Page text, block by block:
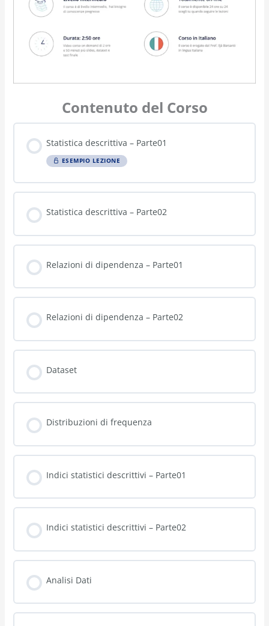
Contenuto del Corso
Statistica descrittiva – Parte01
ESEMPIO LEZIONE
Statistica descrittiva – Parte02
Relazioni di dipendenza – Parte01
Relazioni di dipendenza – Parte02
Dataset
Distribuzioni di frequenza
Indici statistici descrittivi – Parte01
Indici statistici descrittivi – Parte02
Analisi Dati